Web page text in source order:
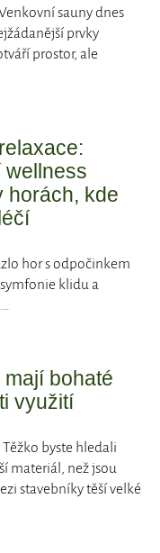
sauny dnes
prvky
prostor, ale
wellness
horách, kde
hor s odpočinkem
klidu a
bohaté
využití
Těžko byste hledali
materiál, než jsou
stavebníky těší velké